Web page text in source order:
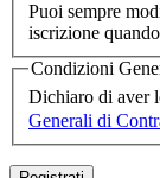
Puoi sempre
iscrizione
Condizioni
Dichiaro di aver
Generali di